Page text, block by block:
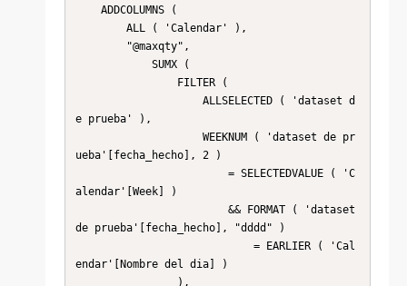
e prueba' ),
ueba'[fecha_hecho], 2 )
alendar'[Week] )
de prueba'[fecha_hecho], "dddd" )
endar'[Nombre del dia] )